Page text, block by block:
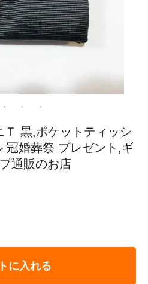
Ｔ 黒,ポケットティッシ
冠婚葬祭 プレゼント,ギ
通販のお店
に入れる